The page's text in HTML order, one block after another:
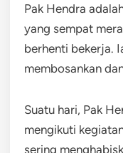
Pak Hendra
yang sempat
berhenti bekerja.
membosankan
Suatu hari, Pak
mengikuti
sering